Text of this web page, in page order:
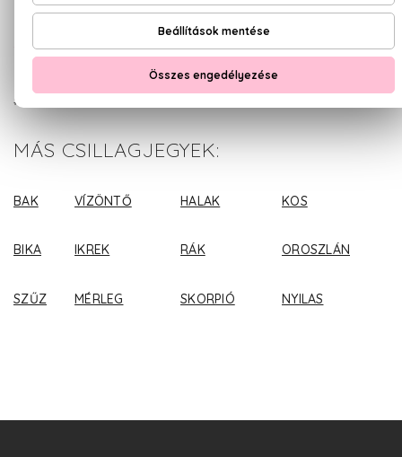
AJÁNLAT
: ORIENTÁLIS,
FOUGÉRE ILLATOK
#MODUL::PRODUCT$16324,24416,11601,23360,16689,2571#
MÁS CSILLAGJEGYEK:
BAK VÍZÖNTŐ HALAK KOS
BIKA IKREK RÁK OROSZLÁN
SZŰZ MÉRLEG SKORPIÓ NYILAS